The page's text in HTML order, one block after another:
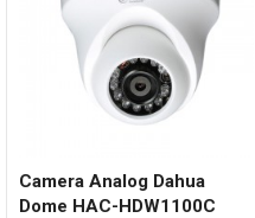
Camera Analog Dahua
Dome HAC-HDW1100C